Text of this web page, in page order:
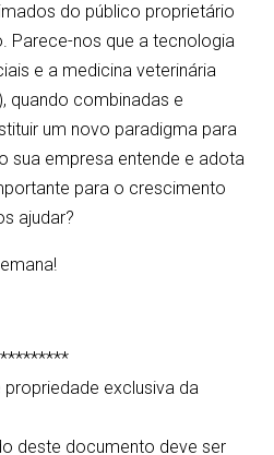
do público proprietário
Parece-nos que a tecnologia
e a medicina veterinária
quando combinadas e
um novo paradigma para
sua empresa entende e adota
para o crescimento
ajudar?
exclusiva da
deste documento deve ser